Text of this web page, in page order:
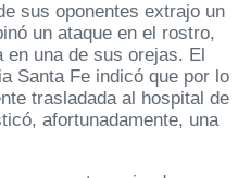
sus oponentes extrajo un
un ataque en el rostro,
en una de sus orejas. El
Santa Fe indicó que por lo
trasladada al hospital de
afortunadamente, una